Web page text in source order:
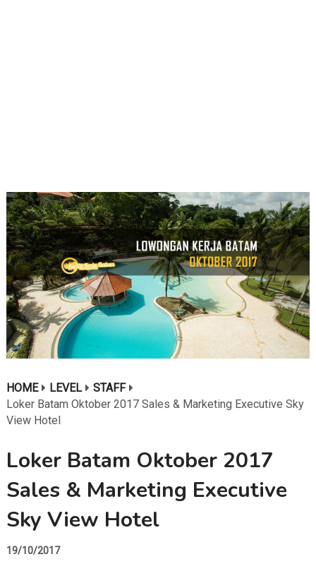
HOME LEVEL
STAFF
Loker Batam Oktober 2017 Sales & Marketing Executive Sky
View Hotel
Loker Batam Oktober 2017
Sales & Marketing Executive
Sky View Hotel
19/10/2017